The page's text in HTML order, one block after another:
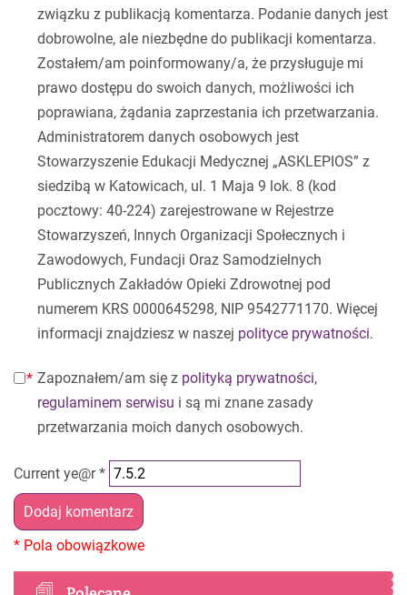
związku z publikacją komentarza. Podanie danych jest
dobrowolne, ale niezbędne do publikacji komentarza.
Zostałem/am poinformowany/a, że przysługuje mi
prawo dostępu do swoich danych, możliwości ich
poprawiana, żądania zaprzestania ich przetwarzania.
Administratorem danych osobowych jest
Stowarzyszenie Edukacji Medycznej „ASKLEPIOS” z
siedzibą w Katowicach, ul. 1 Maja 9 lok. 8 (kod
pocztowy: 40-224) zarejestrowane w Rejestrze
Stowarzyszeń, Innych Organizacji Społecznych i
Zawodowych, Fundacji Oraz Samodzielnych
Publicznych Zakładów Opieki Zdrowotnej pod
numerem KRS 0000645298, NIP 9542771170. Więcej
informacji znajdziesz w naszej polityce prywatności.
Zapoznałem/am się z polityką prywatności,
regulaminem serwisu i są mi znane zasady
przetwarzania moich danych osobowych.
Current ye@r*